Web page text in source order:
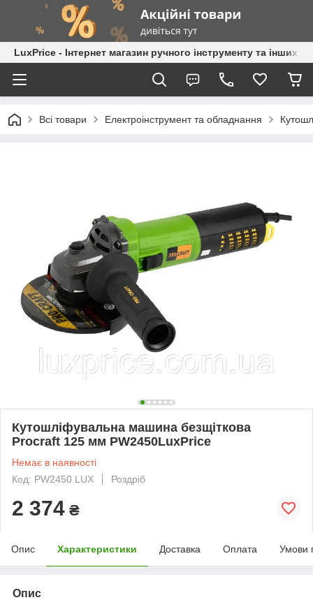
LuxPrice - Інтернет магазин ручного інструменту та інших
Всі товари Електроінструмент та обладнання
Кутошліфувальна машина безщіткова
Procraft 125 мм PW2450LuxPrice
Немає в наявності
Код: PW2450 LUX
Роздріб
2 374 ₴
Опис Характеристики Доставка Оплата Умови
Опис